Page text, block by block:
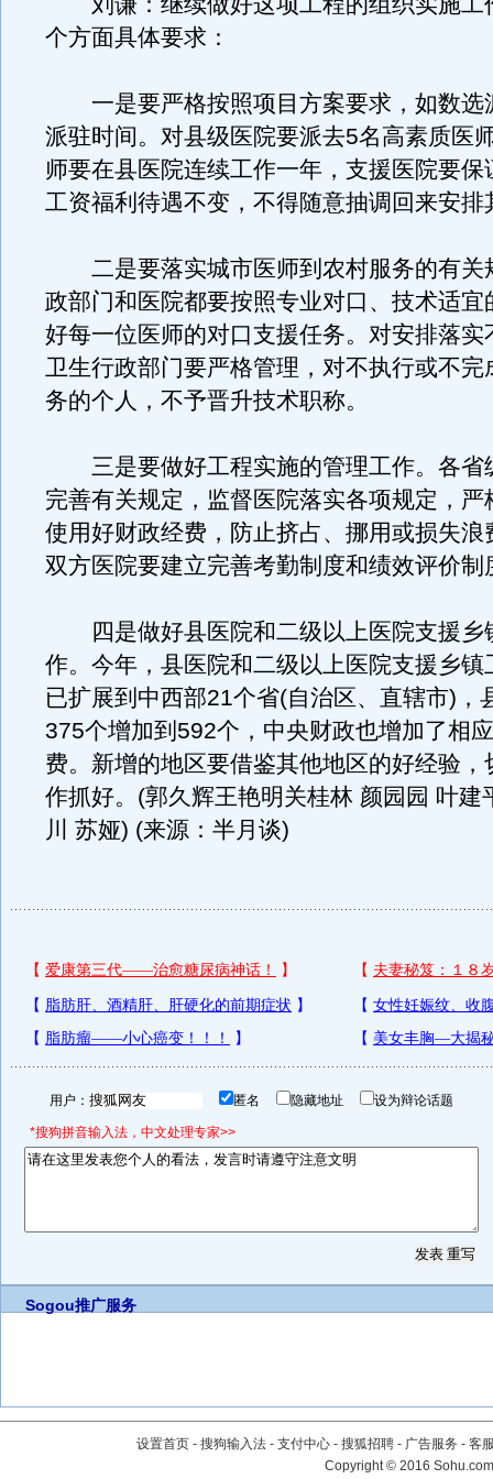
个方面具体要求：
一是要严格按照项目方案要求，如数选
派驻时间。对县级医院要派去5名高素质医
师要在县医院连续工作一年，支援医院要保
工资福利待遇不变，不得随意抽调回来安排
二是要落实城市医师到农村服务的有关
政部门和医院都要按照专业对口、技术适宜
好每一位医师的对口支援任务。对安排落实
卫生行政部门要严格管理，对不执行或不完
务的个人，不予晋升技术职称。
三是要做好工程实施的管理工作。各省
完善有关规定，监督医院落实各项规定，严
使用好财政经费，防止挤占、挪用或损失浪
双方医院要建立完善考勤制度和绩效评价制
四是做好县医院和二级以上医院支援乡
作。今年，县医院和二级以上医院支援乡镇
已扩展到中西部21个省(自治区、直辖市)，
375个增加到592个，中央财政也增加了相
费。新增的地区要借鉴其他地区的好经验，
作抓好。(郭久辉王艳明关桂林 颜园园 叶建
川 苏娅) (来源：半月谈)
用户： 匿名 隐藏地址 设为辩论话题
*搜狗拼音输入法，中文处理专家>>
Sogou推广服务
设置首页 - 搜狗输入法 - 支付中心 - 搜狐招聘 - 广告服务 - 客
Copyright©2016